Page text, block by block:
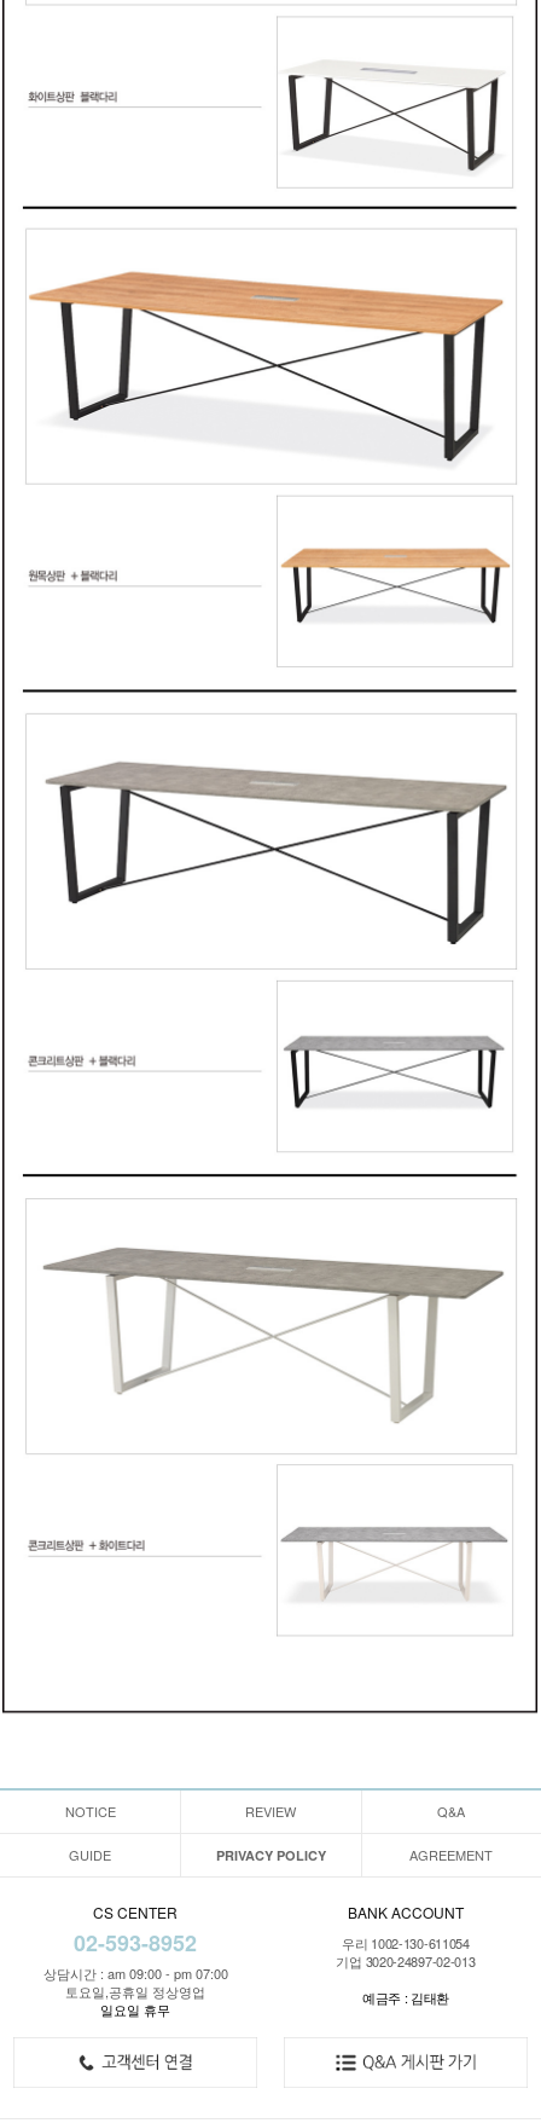
NOTICE REVIEW Q&A
GUIDE PRIVACY POLICY AGREEMENT
CS CENTER
02-593-8952
상담시간 : am 09:00 - pm 07:00
토요일,공휴일 정상영업
일요일 휴무
BANK ACCOUNT
우리 1002-130-611054
기업 3020-24897-02-013
예금주 : 김태환